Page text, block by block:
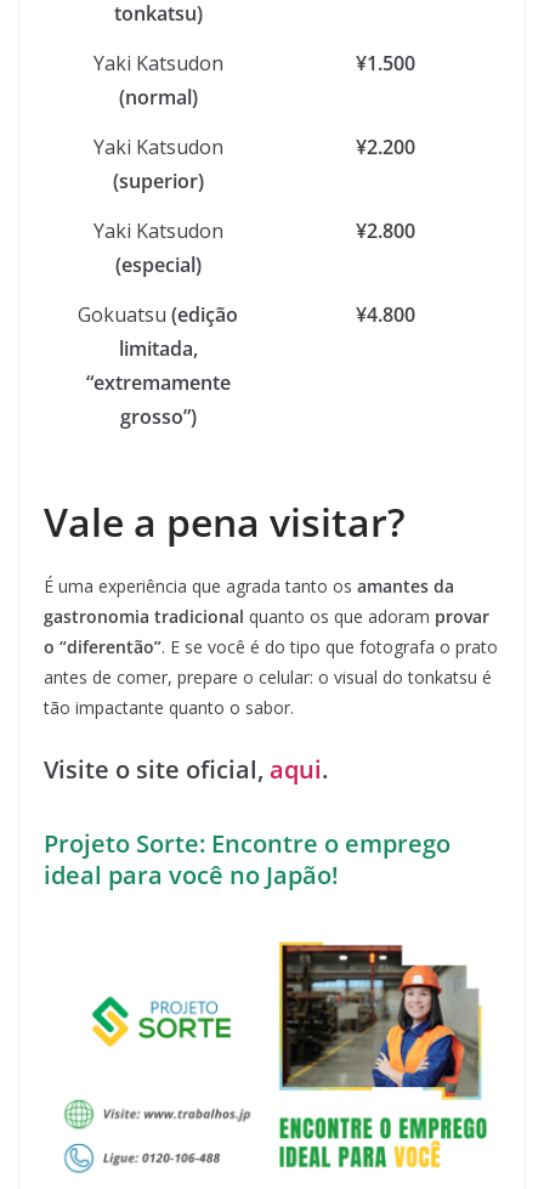
tonkatsu)
Yaki Katsudon
(normal)
¥1.500
Yaki Katsudon
(superior)
¥2.200
Yaki Katsudon
(especial)
¥2.800
Gokuatsu (edição
limitada,
“extremamente
grosso”)
¥4.800
Vale a pena visitar?
É uma experiência que agrada tanto os amantes da
gastronomia tradicional quanto os que adoram provar
o “diferentão”. E se você é do tipo que fotografa o prato
antes de comer, prepare o celular: o visual do tonkatsu é
tão impactante quanto o sabor.
Visite o site oficial, aqui.
Projeto Sorte: Encontre o emprego
ideal para você no Japão!